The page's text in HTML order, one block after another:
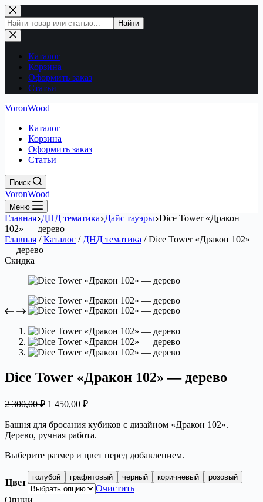
Перейти
к
сути
Поиск
по
сайту
Найти
Каталог
Корзина
Оформить заказ
Статьи
VoronWood
Каталог
Корзина
Оформить заказ
Статьи
Поиск
VoronWood
Меню
Главная ДНД тематика Дайс тауэры Dice Tower «Дракон
102» — дерево
Главная / Каталог / ДНД тематика / Dice Tower «Дракон 102»
— дерево
Скидка
Dice Tower «Дракон 102» — дерево
2 300,00₽ Первоначальная
составляла
2
1 450,00 ₽Текущая
1
450,00 ₽.
Башня для бросания кубиков с дизайном «Дракон 102».
Дерево, ручная работа.
Выберите размер и цвет перед добавлением.
Цвет
голубой графитовый черный коричневый розовый
Очистить
Опции